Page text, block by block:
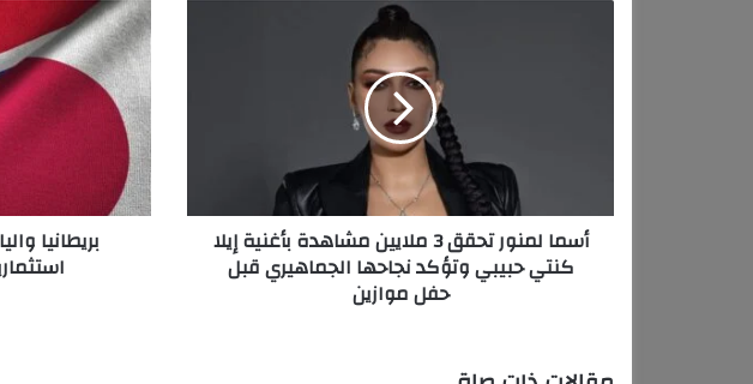
ر
أسما لمنور تحقق 3 ملايين مشاهدة بأغنية إيلا
كنتي حبيبي وتؤكد نجاحها الجماهيري قبل
حفل موازين
ب
ر
ا
ن
ي
ا
و
بريطانيا
استثمارية